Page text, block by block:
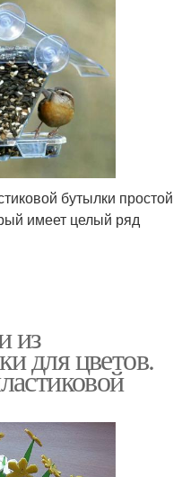
бутылки простой
имеет целый ряд
из
для цветов.